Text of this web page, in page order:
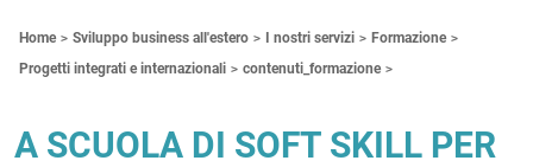
Home Sviluppo business all'estero I nostri servizi
Formazione
Progetti integrati e internazionali
contenuti_formazione
A SCUOLA DI SOFT SKILL PER